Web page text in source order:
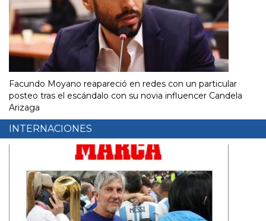
Facundo Moyano reapareció en redes con un particular
posteo tras el escándalo con su novia influencer Candela
Arizaga
INTERNACIONES